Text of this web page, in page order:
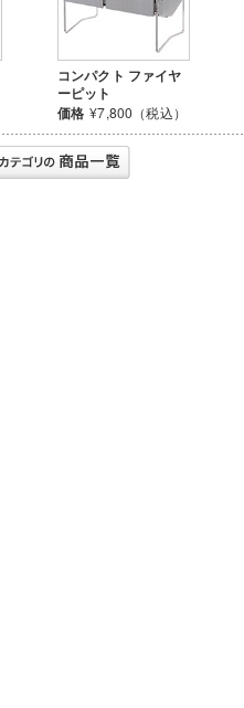
コンパクト ファイヤ
ーピット
価格 ¥7,800（税込）